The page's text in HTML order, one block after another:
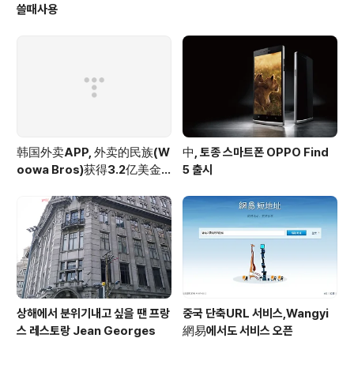
쓸때사용
韩国外卖APP, 外卖的民族(W
oowa Bros)获得3.2亿美金
中, 토종 스마트폰 OPPO Find
5 출시
상해에서 분위기내고 싶을 땐 프랑
스 레스토랑 Jean Georges
중국 단축URL 서비스,Wangyi
網易에서도 서비스 오픈